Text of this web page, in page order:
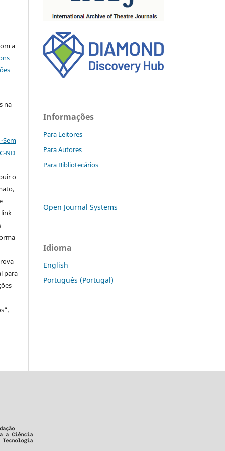
a
na
Sem
ND
o
para
Informações
Para Leitores
Para Autores
Para Bibliotecários
Open Journal Systems
Idioma
English
Português (Portugal)